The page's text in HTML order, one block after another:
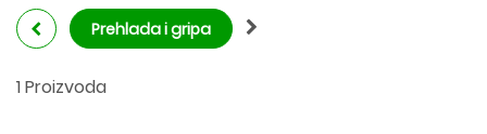
Prehlada i gripa
1 Proizvoda